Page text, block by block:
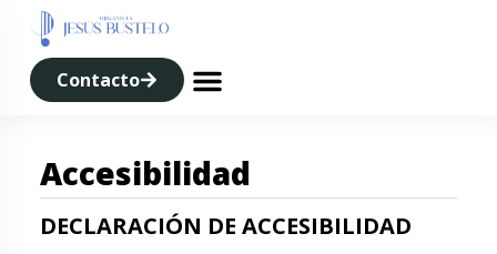
Contacto
Accesibilidad
DECLARACIÓN DE ACCESIBILIDAD